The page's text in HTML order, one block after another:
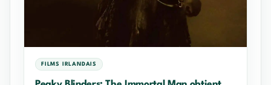
FILMS IRLANDAIS